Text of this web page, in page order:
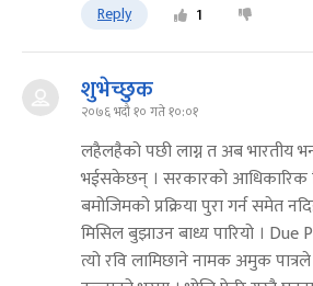
Reply 1
शुभेच्छुक
२०७६ भदौ १० गते १०:०१
लहैलहैको पछी लाग्न त अब भारतीय
भईसकेछन् । सरकारको आधिकारिक
बमोजिमको प्रक्रिया पुरा गर्न समेत
मिसिल बुझाउन बाध्य पारियो ।
त्यो रवि लामिछाने नामक अमुक